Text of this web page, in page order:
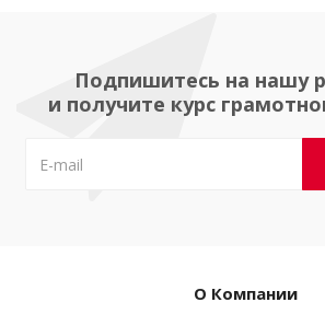
Подпишитесь на нашу
и получите курс
О Компании